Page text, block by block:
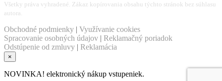
Všetky práva vyhradené. Zákaz kopírovania obsahu týchto stránok bez súhlasu
autora.
Obchodné podmienky | Využívanie cookies
Spracovanie osobných údajov | Reklamačný poriadok
Odstúpenie od zmluvy | Reklamácia
×
NOVINKA! elektronický nákup vstupeniek.